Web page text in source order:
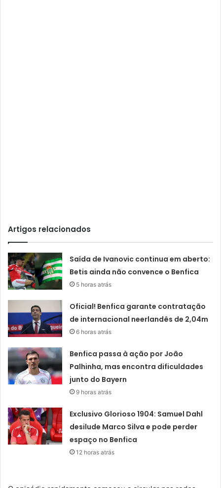
Artigos relacionados
Saída de Ivanovic continua em aberto:
Betis ainda não convence o Benfica
5 horas atrás
Oficial! Benfica garante contratação
de internacional neerlandês de 2,04m
6 horas atrás
Benfica passa à ação por João
Palhinha, mas encontra dificuldades
junto do Bayern
9 horas atrás
Exclusivo Glorioso 1904: Samuel Dahl
desilude Marco Silva e pode perder
espaço no Benfica
12 horas atrás